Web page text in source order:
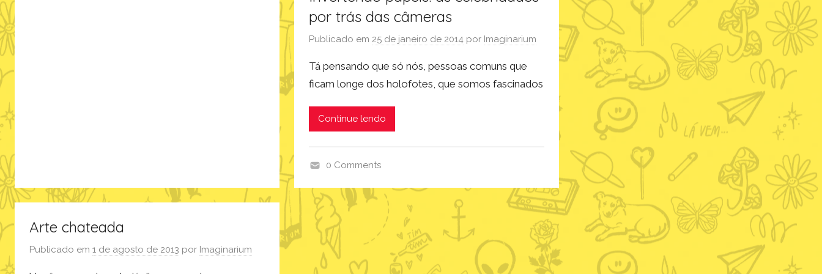
a
por trás das câmeras
Publicado em 25 de janeiro de 2014 por Imaginarium
Tá pensando que só nós, pessoas comuns que
ficam longe dos holofotes, que somos fascinados
Continue lendo
r
0 Comments
Arte chateada
Publicado em 1 de agosto de 2013 por Imaginarium